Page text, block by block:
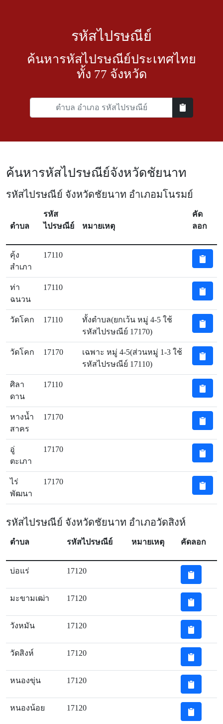
รหัสไปรษณีย์
ค้นหารหัสไปรษณีย์ประเทศไทย
ทั้ง 77 จังหวัด
ค้นหารหัสไปรษณีย์จังหวัดชัยนาท
รหัสไปรษณีย์ จังหวัดชัยนาท อำเภอมโนรมย์
ตำบล
รหัส
ไปรษณีย์
หมายเหตุ
คัด
ลอก
คุ้ง
สำเภา
17110
ท่า
ฉนวน
17110
วัดโคก 17110
ทั้งตำบล(ยกเว้น หมู่ 4-5 ใช้
รหัสไปรษณีย์ 17170)
วัดโคก 17170
เฉพาะ หมู่ 4-5(ส่วนหมู่ 1-3 ใช้
รหัสไปรษณีย์ 17110)
ศิลา
ดาน
17110
หางน้ำ
สาคร
17170
อู่
ตะเภา
17170
ไร่
พัฒนา
17170
รหัสไปรษณีย์ จังหวัดชัยนาท อำเภอวัดสิงห์
ตำบล รหัสไปรษณีย์ หมายเหตุ คัดลอก
บ่อแร่ 17120
มะขามเฒ่า 17120
วังหมัน 17120
วัดสิงห์ 17120
หนองขุ่น 17120
หนองน้อย 17120